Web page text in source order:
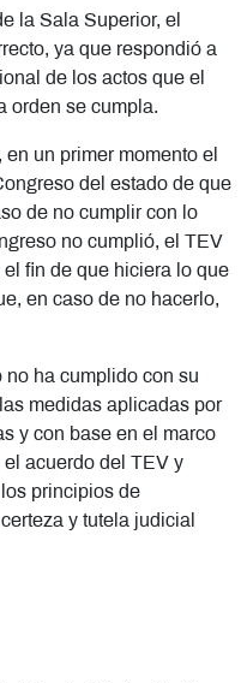
la Sala Superior, el
ya que respondió a
de los actos que el
orden se cumpla.
un primer momento el
del estado de que
de no cumplir con lo
no cumplió, el TEV
fin de que hiciera lo que
en caso de no hacerlo,
no ha cumplido con su
medidas aplicadas por
y con base en el marco
acuerdo del TEV y
principios de
y tutela judicial